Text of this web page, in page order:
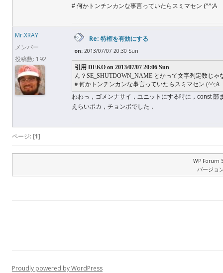
# 何かトンチンカンな事言っていたらスミマセン (^^;A
Mr.XRAY
メンバー
投稿数: 192
Re: 特権を有効にする
on: 2013/07/07 20:30 Sun
引用 DEKO on 2013/07/07 20:06 Sun
ん？SE_SHUTDOWN_NAME とかって文字列定数じゃ
# 何かトンチンカンな事言っていたらスミマセン (^^;A
わわっ，ゴメンナサイ，ユニットにする時に，const
えらいポカ，チョンボでした．
ページ: [1]
WP Forum
バージョ
Proudly powered by WordPress